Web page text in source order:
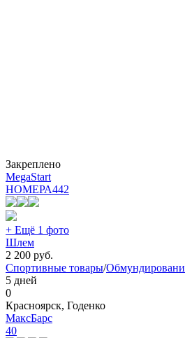
Закреплено
MegaStart
НОМЕРА442
+ Ещё 1 фото
Шлем
2 200 руб.
Спортивные товары/
5 дней
0
Красноярск, Годенко
МаксБарс
40